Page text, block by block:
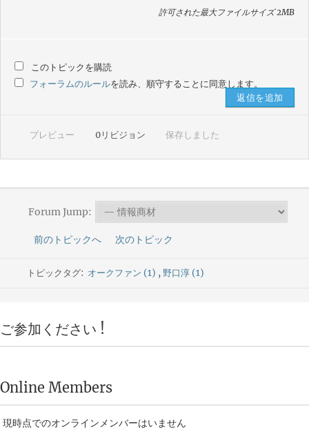
許可された最大ファイルサイズ 2MB
このトピックを購読
フォーラムのルールを読み、順守することに同意します。
プレビュー 0リビジョン 保存しました
Forum Jump:
前のトピックへ 次のトピック
トピックタグ: オークファン (1) , 野口淳 (1)
ご参加ください !
Online Members
現時点でのオンラインメンバーはいません